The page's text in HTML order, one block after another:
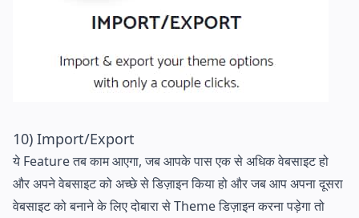
10) Import/Export
ये Feature तब काम आएगा, जब आपके पास एक से अधिक वेबसाइट हो
और अपने वेबसाइट को अच्छे से डिज़ाइन किया हो और जब आप अपना दूसरा
वेबसाइट को बनाने के लिए दोबारा से Theme डिज़ाइन करना पड़ेगा तो